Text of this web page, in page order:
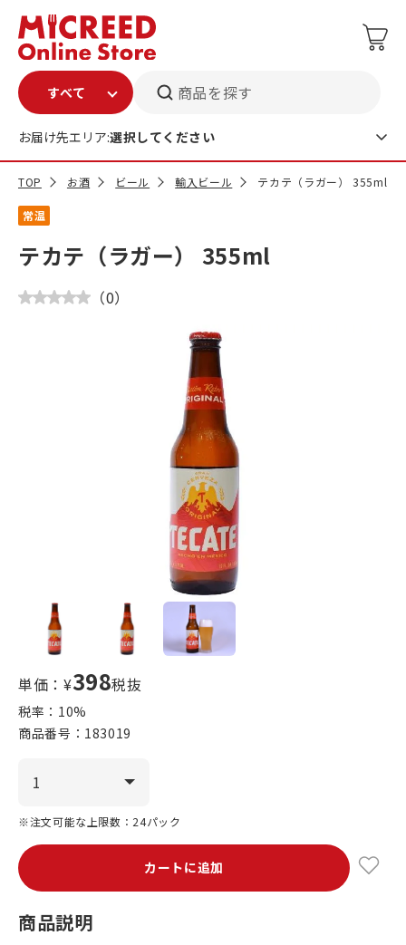
商品を探す
お届け先エリア:選択してください
TOP お酒 ビール 輸入ビール テカテ（ラガー） 355ml
常温
テカテ（ラガー） 355ml
（0）
単価：¥398税抜
税率： 10%
商品番号： 183019
※注文可能な上限数：24パック
カートに追加
商品説明